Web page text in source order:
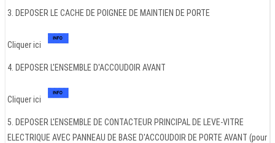
3. DEPOSER LE CACHE DE POIGNEE DE MAINTIEN DE PORTE
Cliquer ici
4. DEPOSER L'ENSEMBLE D'ACCOUDOIR AVANT
Cliquer ici
5. DEPOSER L'ENSEMBLE DE CONTACTEUR PRINCIPAL DE LEVE-VITRE
ELECTRIQUE AVEC PANNEAU DE BASE D'ACCOUDOIR DE PORTE AVANT (pour